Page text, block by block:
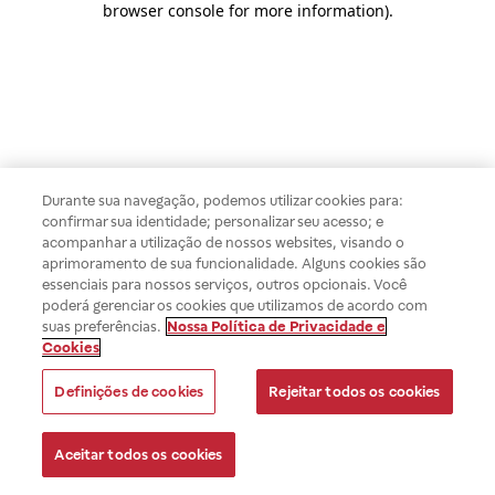
browser console for more information).
Durante sua navegação, podemos utilizar cookies para:
confirmar sua identidade; personalizar seu acesso; e
acompanhar a utilização de nossos websites, visando o
aprimoramento de sua funcionalidade. Alguns cookies são
essenciais para nossos serviços, outros opcionais. Você
poderá gerenciar os cookies que utilizamos de acordo com
suas preferências. Nossa Política de Privacidade e
Cookies
Definições de cookies Rejeitar todos os cookies
Aceitar todos os cookies